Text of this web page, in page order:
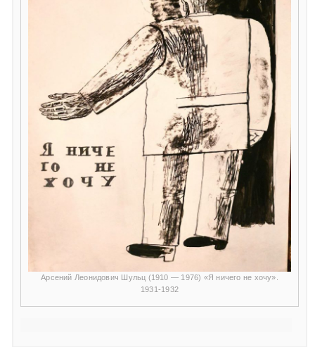
Арсений Леонидович Шульц (1910 — 1976) «Я ничего не хочу».
1931-1932